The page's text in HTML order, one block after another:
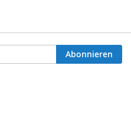
Abonnieren